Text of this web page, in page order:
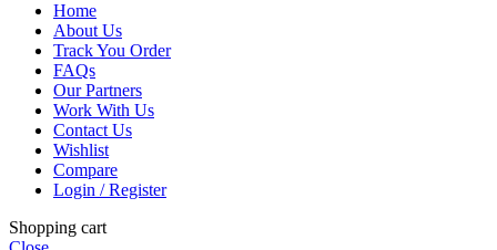
Home
About Us
Track You Order
FAQs
Our Partners
Work With Us
Contact Us
Wishlist
Compare
Login / Register
Shopping cart